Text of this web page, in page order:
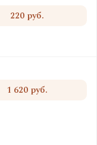
220 руб.
1 620 руб.